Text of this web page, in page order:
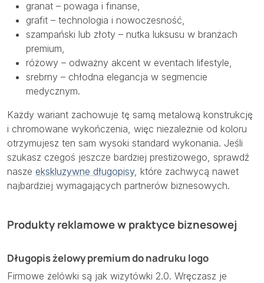
granat – powaga i finanse,
grafit – technologia i nowoczesność,
szampański lub złoty – nutka luksusu w branżach
premium,
różowy – odważny akcent w eventach lifestyle,
srebrny – chłodna elegancja w segmencie
medycznym.
Każdy wariant zachowuje tę samą metalową konstrukcję
i chromowane wykończenia, więc niezależnie od koloru
otrzymujesz ten sam wysoki standard wykonania. Jeśli
szukasz czegoś jeszcze bardziej prestiżowego, sprawdź
nasze ekskluzywne długopisy, które zachwycą nawet
najbardziej wymagających partnerów biznesowych.
Produkty reklamowe w praktyce biznesowej
Długopis żelowy premium do nadruku logo
Firmowe żelówki są jak wizytówki 2.0. Wręczasz je